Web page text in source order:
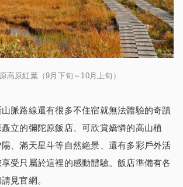
高原紅葉（9月下旬～10月上旬）
脈路線還有很多不住宿就無法體驗的奇蹟
立的彌陀原飯店、可欣賞嬌憐的高山植
、滿天星斗等自然絶景、還有多彩戶外活
受只屬於這裡的感動體驗。飯店準備有各
見官網。